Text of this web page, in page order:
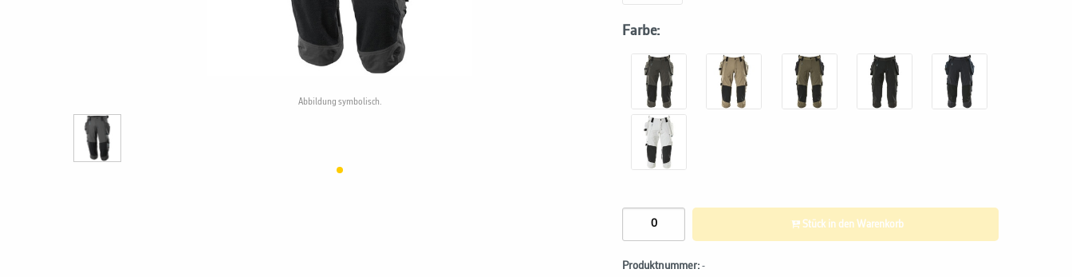
Abbildung symbolisch.
Farbe:
Stück in den Warenkorb
Produktnummer: -